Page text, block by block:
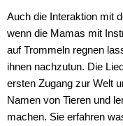
Auch die Interaktion mit
wenn die Mamas mit
auf Trommeln regnen
ihnen nachzutun. Die
ersten Zugang zur Welt
Namen von Tieren und
machen. Sie erfahren